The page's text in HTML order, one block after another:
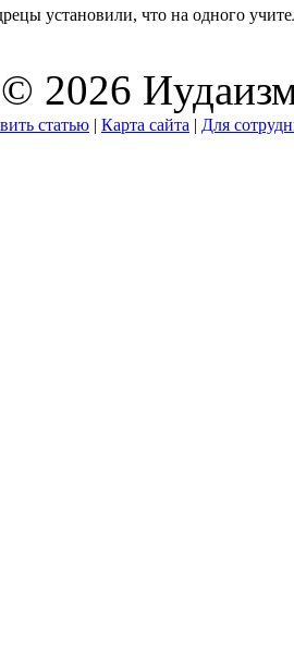
установили, что на одного
2026
статью | Карта сайта | Для